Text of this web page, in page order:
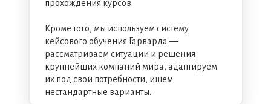
прохождения курсов.
Кроме того, мы используем систему
кейсового обучения Гарварда —
рассматриваем ситуации и решения
крупнейших компаний мира, адаптируем
их под свои потребности, ищем
нестандартные варианты.